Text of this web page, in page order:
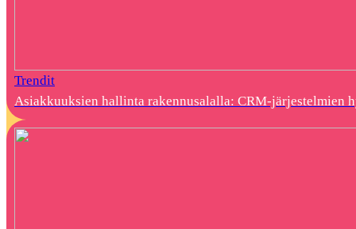
Trendit
Asiakkuuksien hallinta rakennusalalla: CRM-järjestelmien